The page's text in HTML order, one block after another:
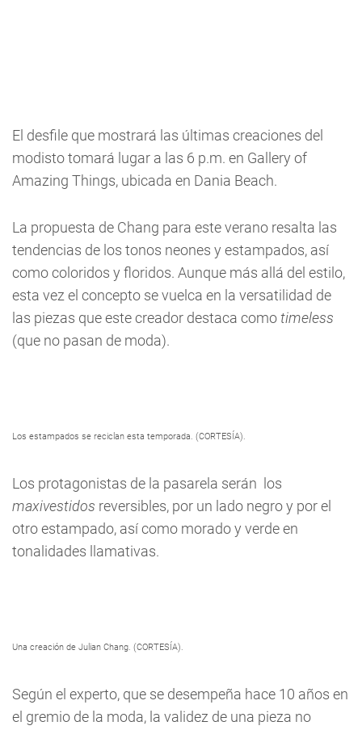
El desfile que mostrará las últimas creaciones del
modisto tomará lugar a las 6 p.m. en Gallery of
Amazing Things, ubicada en Dania Beach.
La propuesta de Chang para este verano resalta las
tendencias de los tonos neones y estampados, así
como coloridos y floridos. Aunque más allá del estilo,
esta vez el concepto se vuelca en la versatilidad de
las piezas que este creador destaca comotimeless
(que no pasan de moda).
Los estampados se reciclan esta temporada. (CORTESÍA).
Los protagonistas de la pasarela serán los
maxivestidos reversibles, por un lado negro y por el
otro estampado, así como morado y verde en
tonalidades llamativas.
Una creación de Julian Chang. (CORTESÍA).
Según el experto, que se desempeña hace 10 años en
el gremio de la moda, la validez de una pieza no